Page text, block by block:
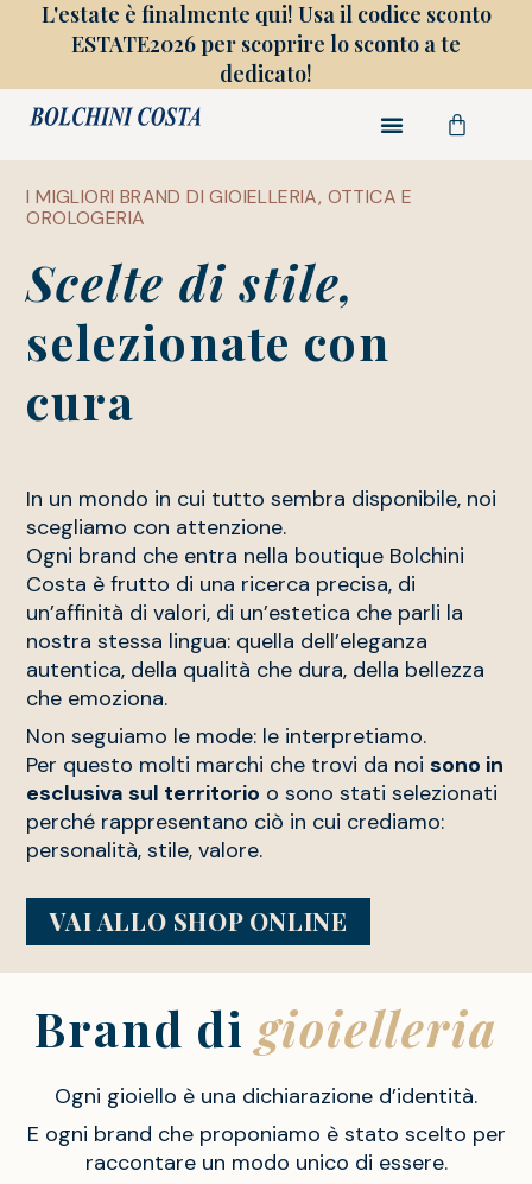
L'estate è finalmente qui! Usa il codice sconto
ESTATE2026 per scoprire lo sconto a te
dedicato!
I MIGLIORI BRAND DI GIOIELLERIA, OTTICA E
OROLOGERIA
Scelte di stile,
selezionate con
cura
In un mondo in cui tutto sembra disponibile, noi
scegliamo con attenzione.
Ogni brand che entra nella boutique Bolchini
Costa è frutto di una ricerca precisa, di
un’affinità di valori, di un’estetica che parli la
nostra stessa lingua: quella dell’eleganza
autentica, della qualità che dura, della bellezza
che emoziona.
Non seguiamo le mode: le interpretiamo.
Per questo molti marchi che trovi da noisono in
esclusiva sul territorio o sono stati selezionati
perché rappresentano ciò in cui crediamo:
personalità, stile, valore.
VAI ALLO SHOP ONLINE
Brand di gioielleria
Ogni gioiello è una dichiarazione d’identità.
E ogni brand che proponiamo è stato scelto per
raccontare un modo unico di essere.